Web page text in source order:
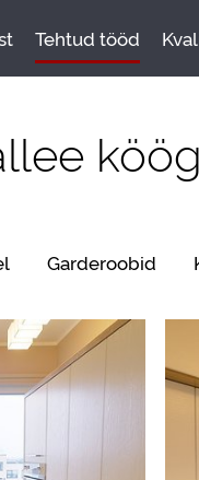
Tehtud tööd
Garderoobid